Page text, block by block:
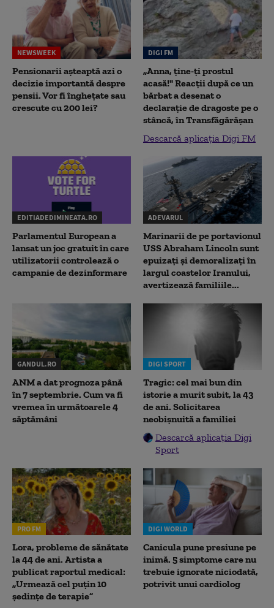
NEWSWEEK
Pensionarii așteaptă azi o
decizie importantă despre
pensii. Vor fi înghețate sau
crescute cu 200 lei?
DIGI FM
„Anna, ţine-ţi prostul
acasă!" Reacţii după ce un
bărbat a desenat o
declaraţie de dragoste pe o
stâncă, în Transfăgărăşan
Descarcă aplicația Digi FM
EDITIADEDIMINEATA.RO
Parlamentul European a
lansat un joc gratuit în care
utilizatorii controlează o
campanie de dezinformare
ADEVARUL
Marinarii de pe portavionul
USS Abraham Lincoln sunt
epuizați și demoralizați în
largul coastelor Iranului,
avertizează familiile...
GANDUL.RO
ANM a dat prognoza până
în 7 septembrie. Cum va fi
vremea în următoarele 4
săptămâni
DIGI SPORT
Tragic: cel mai bun din
istorie a murit subit, la 43
de ani. Solicitarea
neobișnuită a familiei
Descarcă aplicația Digi
Sport
PRO FM
Lora, probleme de sănătate
la 44 de ani. Artista a
publicat raportul medical:
„Urmează cel puțin 10
ședințe de terapie”
DIGI WORLD
Canicula pune presiune pe
inimă. 5 simptome care nu
trebuie ignorate niciodată,
potrivit unui cardiolog